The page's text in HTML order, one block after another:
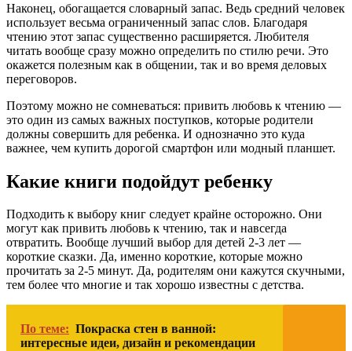
Наконец, обогащается словарный запас. Ведь средний человек
использует весьма ограниченный запас слов. Благодаря
чтению этот запас существенно расширяется. Любителя
читать вообще сразу можно определить по стилю речи. Это
окажется полезным как в общении, так и во время деловых
переговоров.
Поэтому можно не сомневаться: привить любовь к чтению —
это один из самых важных поступков, которые родители
должны совершить для ребенка. И однозначно это куда
важнее, чем купить дорогой смартфон или модный планшет.
Какие книги подойдут ребенку
Подходить к выбору книг следует крайне осторожно. Они
могут как привить любовь к чтению, так и навсегда
отвратить. Вообще лучший выбор для детей 2-3 лет —
короткие сказки. Да, именно короткие, которые можно
прочитать за 2-5 минут. Да, родителям они кажутся скучными,
тем более что многие и так хорошо известны с детства.
По теме: Покраска стен в ванной:
интересные идеи, дизайн и рекомендации